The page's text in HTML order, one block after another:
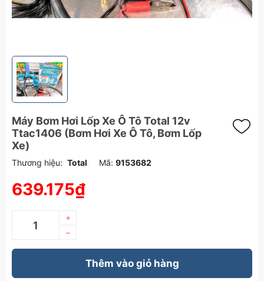
Máy Bơm Hơi Lốp Xe Ô Tô Total 12v
Ttac1406 (Bơm Hơi Xe Ô Tô, Bơm Lốp
Xe)
Thương hiệu: Total Mã: 9153682
639.175₫
–
+
Thêm vào giỏ hàng